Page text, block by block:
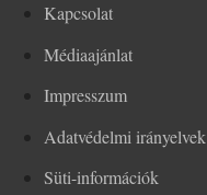
Kapcsolat
Médiaajánlat
Impresszum
Adatvédelmi irányelvek
Süti-információk